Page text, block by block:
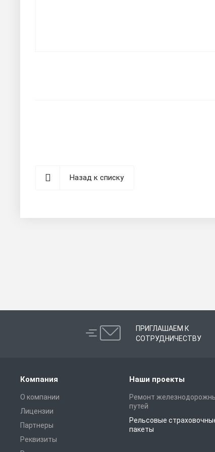
Назад к списку
ПРИГЛАШАЕМ К
СОТРУДНИЧЕСТВУ
Компания
О компании
Лицензии
Партнеры
Реквизиты
Наши проекты
Ремонт
путей
Рельсовые
пакеты